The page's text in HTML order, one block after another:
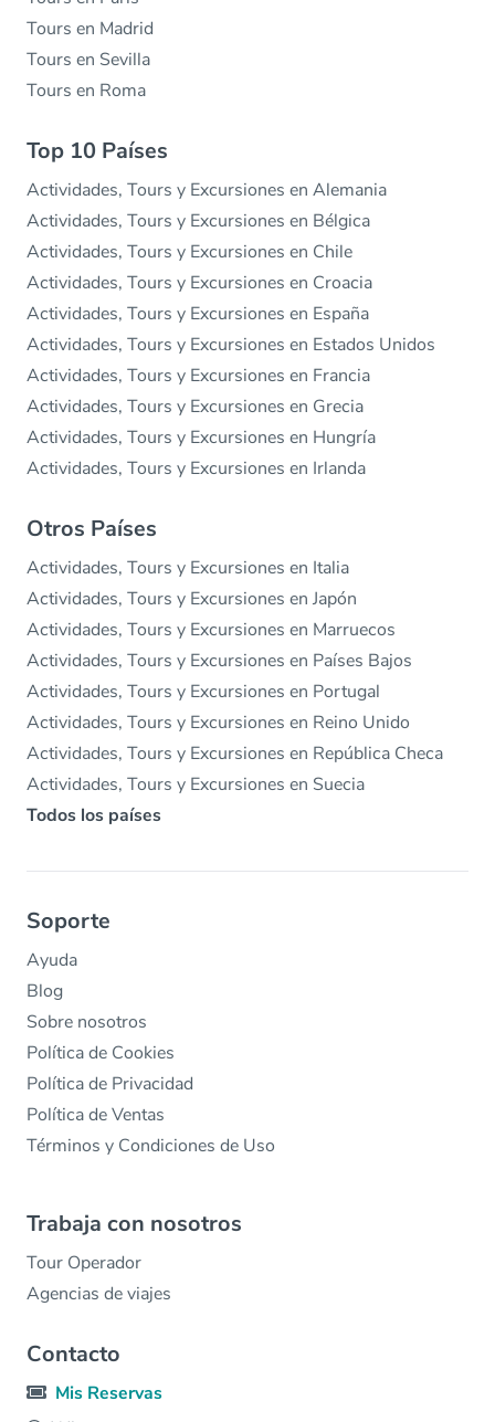
Tours en Madrid
Tours en Sevilla
Tours en Roma
Top 10 Países
Actividades, Tours y Excursiones en Alemania
Actividades, Tours y Excursiones en Bélgica
Actividades, Tours y Excursiones en Chile
Actividades, Tours y Excursiones en Croacia
Actividades, Tours y Excursiones en España
Actividades, Tours y Excursiones en Estados Unidos
Actividades, Tours y Excursiones en Francia
Actividades, Tours y Excursiones en Grecia
Actividades, Tours y Excursiones en Hungría
Actividades, Tours y Excursiones en Irlanda
Otros Países
Actividades, Tours y Excursiones en Italia
Actividades, Tours y Excursiones en Japón
Actividades, Tours y Excursiones en Marruecos
Actividades, Tours y Excursiones en Países Bajos
Actividades, Tours y Excursiones en Portugal
Actividades, Tours y Excursiones en Reino Unido
Actividades, Tours y Excursiones en República Checa
Actividades, Tours y Excursiones en Suecia
Todos los países
Soporte
Ayuda
Blog
Sobre nosotros
Política de Cookies
Política de Privacidad
Política de Ventas
Términos y Condiciones de Uso
Trabaja con nosotros
Tour Operador
Agencias de viajes
Contacto
Mis Reservas